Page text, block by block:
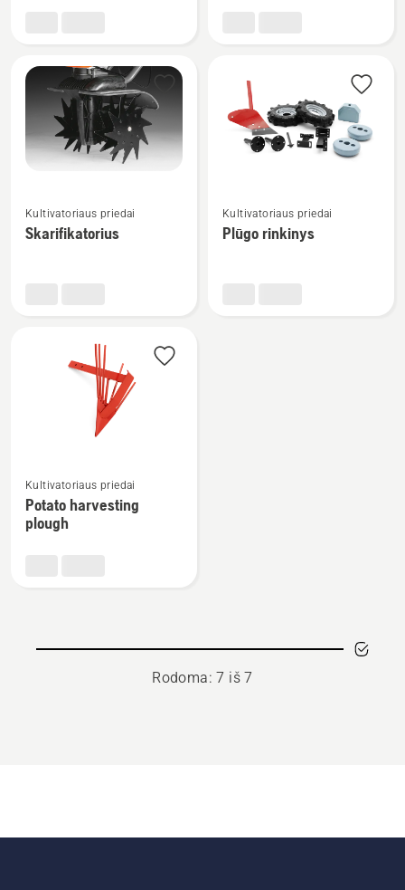
daugiau
detalių
Kultivatoriaus priedai
Skarifikatorius
daugiau
detalių
Kultivatoriaus priedai
Plūgo rinkinys
daugiau
detalių
apie
Kultivatoriaus priedai
Potato harvesting
plough
Rodoma: 7 iš 7